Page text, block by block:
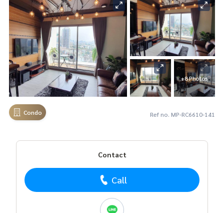
+8 Photos
Condo Ref no. MP-RC6610-141
Contact
Call